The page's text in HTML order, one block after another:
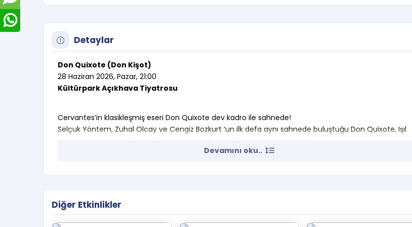
Detaylar
Don Quixote (Don Kişot)
28 Haziran 2026, Pazar, 21:00
Kültürpark Açıkhava Tiyatrosu
Cervantes’in klasikleşmiş eseri Don Quixote dev kadro ile sahnede!
Selçuk Yöntem, Zuhal Olcay ve Cengiz Bozkurt ‘un ilk defa aynı sahnede buluştuğu Don Quixote, Işıl
West End ve Broadway Standartlarında Bir Şölen
sahneye taşınan ve her dönemde yeni anlamlar kazanan eşsiz bir klasik. Kapalı Gişe
Eylül ayındaki prömiyerinden bu yana kapalı gişe sahnelenen yapım, ilk sezonunda 70.000’nin üzerinde
seyirciye ulaştı.
Devamını oku..
Diğer Etkinlikler